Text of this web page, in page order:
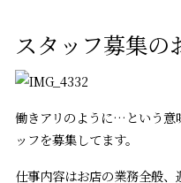
スタッフ募集の
働きアリのように…という
ッフを募集してます。
仕事内容はお店の業務全般